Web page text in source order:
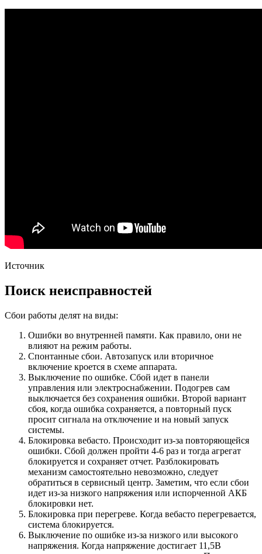
Источник
Поиск неисправностей
Сбои работы делят на виды:
Ошибки во внутренней памяти. Как правило, они не
влияют на режим работы.
Спонтанные сбои. Автозапуск или вторичное
включение кроется в схеме аппарата.
Выключение по ошибке. Сбой идет в панели
управления или электроснабжении. Подогрев сам
выключается без сохранения ошибки. Второй вариант
сбоя, когда ошибка сохраняется, а повторный пуск
просит сигнала на отключение и на новый запуск
системы.
Блокировка вебасто. Происходит из-за повторяющейся
ошибки. Сбой должен пройти 4-6 раз и тогда агрегат
блокируется и сохраняет отчет. Разблокировать
механизм самостоятельно невозможно, следует
обратиться в сервисный центр. Заметим, что если сбои
идет из-за низкого напряжения или испорченной АКБ
блокировки нет.
Блокировка при перегреве. Когда вебасто перегревается,
система блокируется.
Выключение по ошибке из-за низкого или высокого
напряжения. Когда напряжение достигает 11,5В